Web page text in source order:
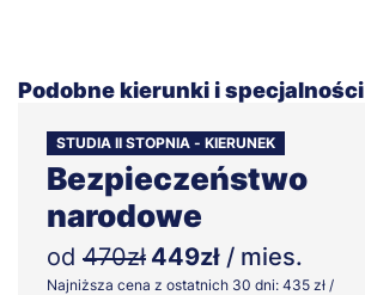
Podobne kierunki i specjalności
STUDIA II STOPNIA - KIERUNEK
Bezpieczeństwo
narodowe
od 470zł 449zł / mies.
Najniższa cena z ostatnich 30 dni: 435 zł /